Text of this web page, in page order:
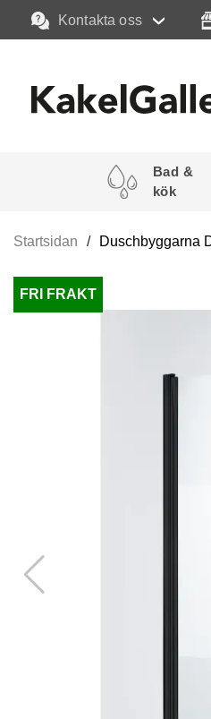
Kontakta oss
Bad &
kök
Startsidan Duschbyggarna
FRI FRAKT